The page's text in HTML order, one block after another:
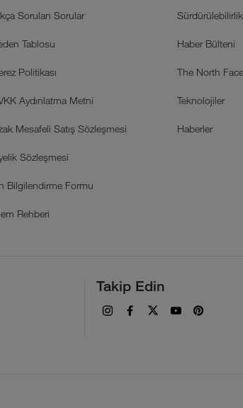
Sorulan Sorular
Tablosu
Politikası
Aydınlatma Metni
Mesafeli Satış Sözleşmesi
Sözleşmesi
Bilgilendirme Formu
Rehberi
Sürdürülebilirlik
Haber Bülteni
The North
Teknolojiler
Haberler
Takip Edin